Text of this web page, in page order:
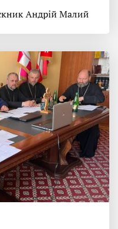
Андрій Малий